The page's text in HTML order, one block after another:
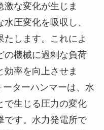
激な変化が生じま
圧変化を吸収し、
たします。これによ
の機械に過剰な負荷
効率を向上させま
ターハンマーは、水
で生じる圧力の変化
です。水力発電所で